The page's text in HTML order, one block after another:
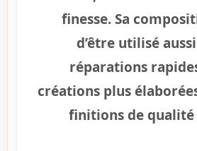
finesse. Sa
d’être utilisé
réparations
créations plus
finitions de